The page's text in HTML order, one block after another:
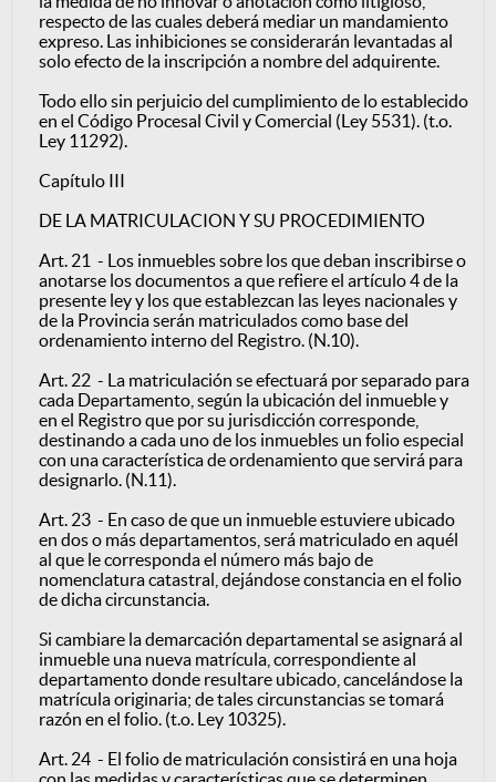
respecto de las cuales deberá mediar un mandamiento
expreso. Las inhibiciones se considerarán levantadas al
solo efecto de la inscripción a nombre del adquirente.
Todo ello sin perjuicio del cumplimiento de lo establecido
en el Código Procesal Civil y Comercial (Ley 5531). (t.o.
Ley 11292).
Capítulo III
DE LA MATRICULACION Y SU PROCEDIMIENTO
Art. 21 - Los inmuebles sobre los que deban inscribirse o
anotarse los documentos a que refiere el artículo 4 de la
presente ley y los que establezcan las leyes nacionales y
de la Provincia serán matriculados como base del
ordenamiento interno del Registro. (N.10).
Art. 22 - La matriculación se efectuará por separado para
cada Departamento, según la ubicación del inmueble y
en el Registro que por su jurisdicción corresponde,
destinando a cada uno de los inmuebles un folio especial
con una característica de ordenamiento que servirá para
designarlo. (N.11).
Art. 23 - En caso de que un inmueble estuviere ubicado
en dos o más departamentos, será matriculado en aquél
al que le corresponda el número más bajo de
nomenclatura catastral, dejándose constancia en el folio
de dicha circunstancia.
Si cambiare la demarcación departamental se asignará al
inmueble una nueva matrícula, correspondiente al
departamento donde resultare ubicado, cancelándose la
matrícula originaria; de tales circunstancias se tomará
razón en el folio. (t.o. Ley 10325).
Art. 24 - El folio de matriculación consistirá en una hoja